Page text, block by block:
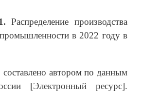
1.Распределение производства
в 2022 году в
составлено автором по данным
[Электронный ресурс].